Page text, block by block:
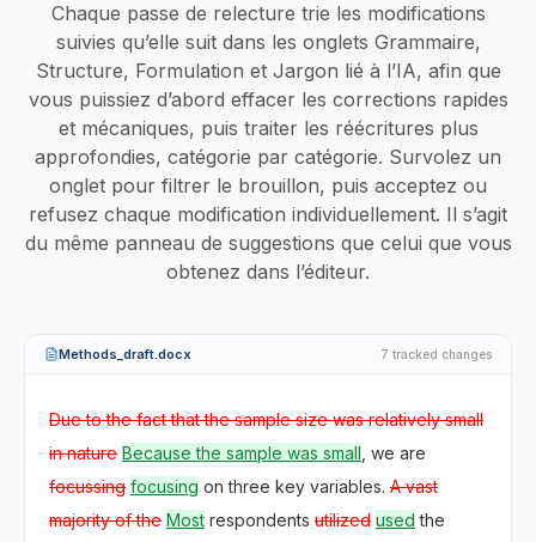
Chaque passe de relecture trie les modifications
suivies qu’elle suit dans les onglets Grammaire,
Structure, Formulation et Jargon lié à l’IA, afin que
vous puissiez d’abord effacer les corrections rapides
et mécaniques, puis traiter les réécritures plus
approfondies, catégorie par catégorie. Survolez un
onglet pour filtrer le brouillon, puis acceptez ou
refusez chaque modification individuellement. Il s’agit
du même panneau de suggestions que celui que vous
obtenez dans l’éditeur.
Methods_draft.docx 7 tracked changes
Due to the fact that the sample size was relatively small
in nature Because the sample was small , we are
focussing focusing on three key variables. A vast
majority of the Most respondents utilized used the